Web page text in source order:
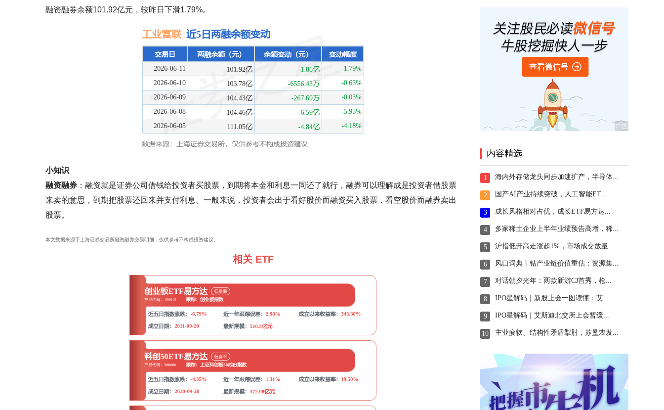
融资融券余额101.92亿元，较昨日下滑1.79%。
小知识
融资融券 ：融资就是证券公司借钱给投资者买股票，到期将本金和利息一同还了就行，融券可以理解成是投资者借股票
来卖的意思，到期把股票还回来并支付利息。一般来说，投资者会出于看好股价而融资买入股票，看空股价而融券卖出
股票。
本文数据来源于上海证券交易所融资融券交易明细，仅供参考不构成投资建议。
相关 ETF
内容精选
1 海内外存储龙头同步加速扩产，半导体...
2 国产AI产业持续突破，人工智能ET...
3 成长风格相对占优，成长ETF易方达...
4 多家稀土企业上半年业绩预告高增，稀...
5 沪指低开高走涨超1%，市场成交放量...
6 风口词典丨钴产业链价值重估：资源集...
7 对话朝夕光年：两款新游CJ首秀，枪...
8 IPO星解码｜新股上会一图读懂：艾...
9 IPO星解码｜艾斯迪北交所上会暂缓...
10 主业疲软、结构性矛盾掣肘，苏垦农发...